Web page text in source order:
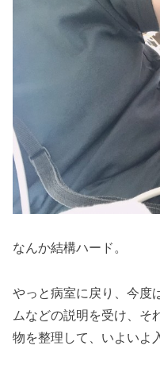
なんか結構ハード。
やっと病室に戻り、今度
ムなどの説明を受け、そ
物を整理して、いよいよ